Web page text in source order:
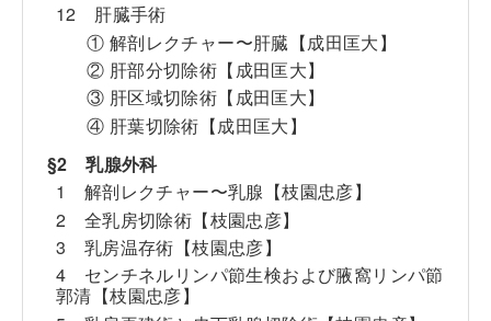
12 肝臓手術
① 解剖レクチャー〜肝臓【成田匡大】
② 肝部分切除術【成田匡大】
③ 肝区域切除術【成田匡大】
④ 肝葉切除術【成田匡大】
§2 乳腺外科
1 解剖レクチャー〜乳腺【枝園忠彦】
2 全乳房切除術【枝園忠彦】
3 乳房温存術【枝園忠彦】
4 センチネルリンパ節生検および腋窩リンパ節
郭清【枝園忠彦】